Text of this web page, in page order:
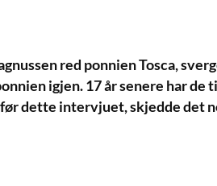
red ponnien Tosca,
igjen. 17 år senere har de
dette intervjuet, skjedde det